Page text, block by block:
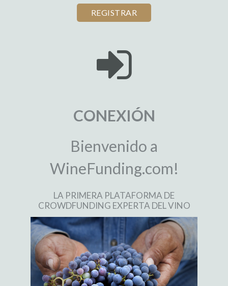
CONEXIÓN
Bienvenido a
WineFunding.com!
LA PRIMERA PLATAFORMA DE
CROWDFUNDING EXPERTA DEL VINO